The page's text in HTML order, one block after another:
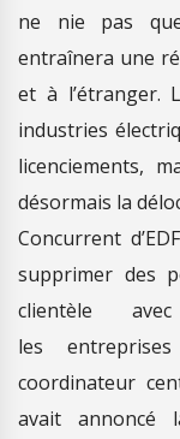
ne nie pas
entraînera une
et à l’étranger.
industries
licenciements,
désormais la
Concurrent
supprimer des
clientèle
les
coordinateur
avait annoncé